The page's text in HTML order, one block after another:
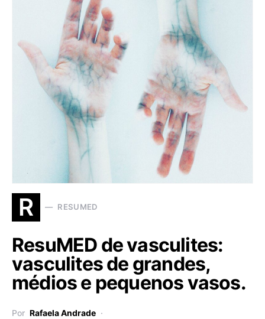
R RESUMED
ResuMED de vasculites:
vasculites de grandes,
médios e pequenos vasos.
Por Rafaela Andrade